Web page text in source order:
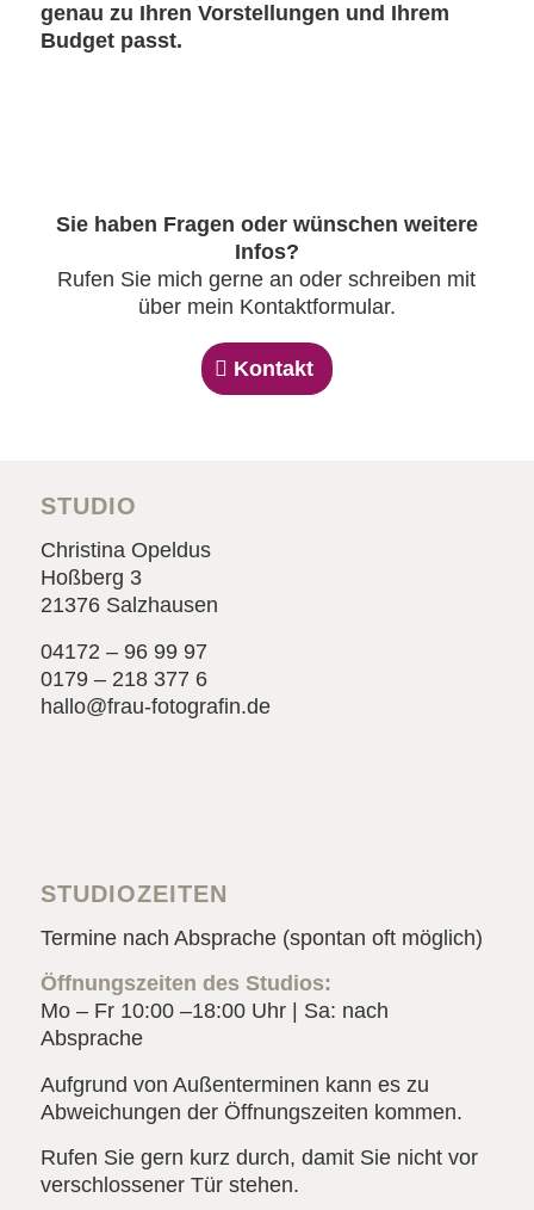
genau zu Ihren Vorstellungen und Ihrem
Budget passt.
Sie haben Fragen oder wünschen weitere
Infos?
Rufen Sie mich gerne an oder schreiben mit
über mein Kontaktformular.
Kontakt
STUDIO
Christina Opeldus
Hoßberg 3
21376 Salzhausen
04172 – 96 99 97
0179 – 218 377 6
hallo@frau-fotografin.de
STUDIOZEITEN
Termine nach Absprache (spontan oft möglich)
Öffnungszeiten des Studios:
Mo – Fr 10:00 –18:00 Uhr | Sa: nach
Absprache
Aufgrund von Außenterminen kann es zu
Abweichungen der Öffnungszeiten kommen.
Rufen Sie gern kurz durch, damit Sie nicht vor
verschlossener Tür stehen.